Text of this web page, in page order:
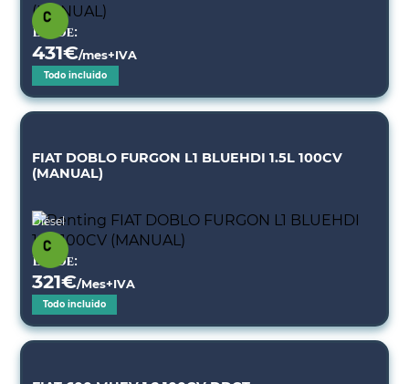
Desde:
431€/mes+IVA
Todo incluido
FIAT DOBLO FURGON L1 BLUEHDI 1.5L 100CV
(MANUAL)
Diésel
Desde:
321€/Mes+IVA
Todo incluido